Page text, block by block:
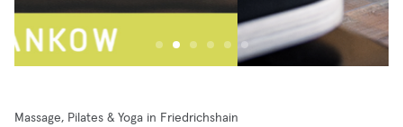
Massage, Pilates & Yoga in Friedrichshain